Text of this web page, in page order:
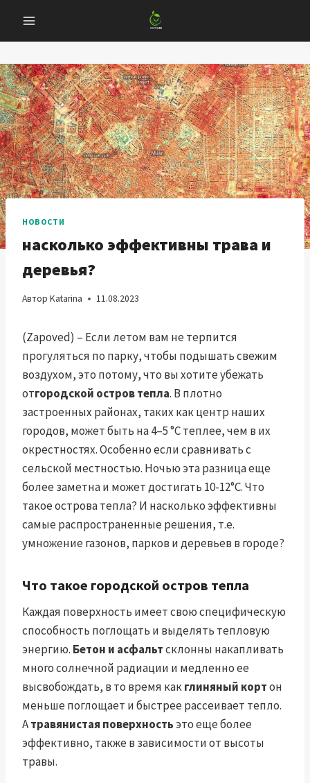
содержанию
НОВОСТИ
насколько эффективны трава и
деревья?
Автор Katarina 11.08.2023
(Zapoved) – Если летом вам не терпится
прогуляться по парку, чтобы подышать свежим
воздухом, это потому, что вы хотите убежать
отгородской остров тепла. В плотно
застроенных районах, таких как центр наших
городов, может быть на 4–5 °C теплее, чем в их
окрестностях. Особенно если сравнивать с
сельской местностью. Ночью эта разница еще
более заметна и может достигать 10-12°С. Что
такое острова тепла? И насколько эффективны
самые распространенные решения, т.е.
умножение газонов, парков и деревьев в городе?
Что такое городской остров тепла
Каждая поверхность имеет свою специфическую
способность поглощать и выделять тепловую
энергию. Бетон и асфальтсклонны накапливать
много солнечной радиации и медленно ее
высвобождать, в то время какглиняный кортон
меньше поглощает и быстрее рассеивает тепло.
Атравянистая поверхностьэто еще более
эффективно, также в зависимости от высоты
травы.